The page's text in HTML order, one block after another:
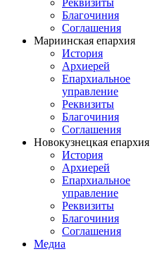
Реквизиты
Благочиния
Соглашения
Мариинская епархия
История
Архиерей
Епархиальное
управление
Реквизиты
Благочиния
Соглашения
Новокузнецкая епархия
История
Архиерей
Епархиальное
управление
Реквизиты
Благочиния
Соглашения
Медиа